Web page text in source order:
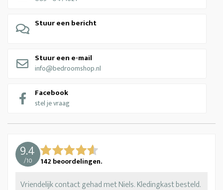
Stuur een bericht
Stuur een e-mail
info@bedroomshop.nl
Facebook
stel je vraag
9.4
/10 142 beoordelingen.
Vriendelijk contact gehad met Niels. Kledingkast besteld.